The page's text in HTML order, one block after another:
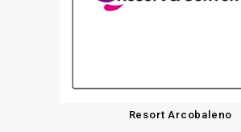
Resort Arcobaleno